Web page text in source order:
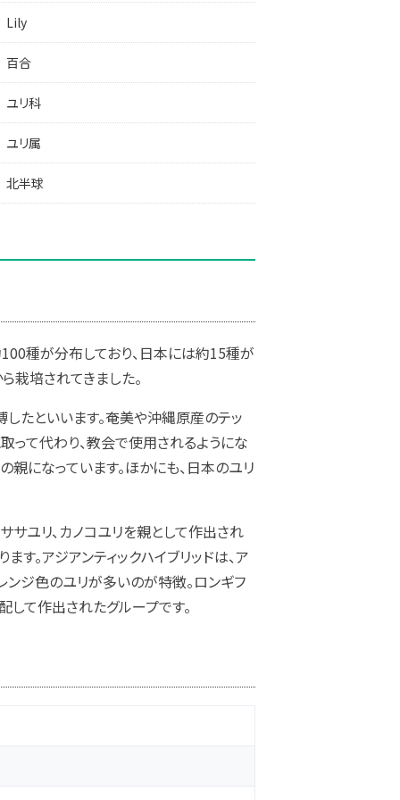
Lily
百合
ユリ科
ユリ属
北半球
種が分布しており、日本には約15種が
栽培されてきました。
たといいます。奄美や沖縄原産のテッ
って代わり、教会で使用されるようにな
親になっています。ほかにも、日本のユリ
サユリ、カノコユリを親として作出され
す。アジアンティックハイブリッドは、ア
ンジ色のユリが多いのが特徴。ロンギフ
して作出されたグループです。